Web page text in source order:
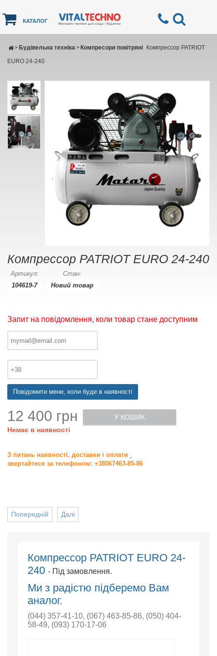
КАТАЛОГ
Будівельна техніка
> Компресори повітряні
>
Компрессор PATRIOT
EURO 24-240
Компрессор PATRIOT EURO 24-240
Артикул:
104619-7
Стан:
Новий товар
Запит на повідомлення, коли товар стане доступним
Повідомити мене, коли буде в наявності
12 400 грн
Немає в наявності
У КОШИК
З питань наявності, доставки і оплати
звертайтеся за телефоном: +38067463-85-86
Далі
Попередній
Компрессор PATRIOT EURO 24-
240 - Під замовлення.
Ми з радістю підберемо Вам
аналог.
(044) 357-41-10, (067) 463-85-86, (050) 404-
58-49, (093) 170-17-06